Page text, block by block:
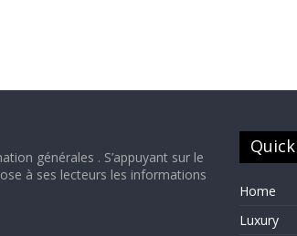
générales . S’appuyant sur le
à ses lecteurs les informations
Home
Luxury